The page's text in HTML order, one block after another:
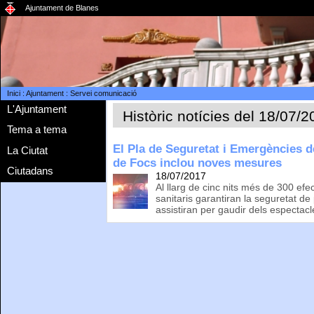
Ajuntament de Blanes
Inici: Ajuntament: Servei comunicació
L'Ajuntament
Tema a tema
La Ciutat
Ciutadans
Històric notícies del 18/07/
El Pla de Seguretat i Emergències
de Focs inclou noves mesures
18/07/2017
Al llarg de cinc nits més de 300
sanitaris garantiran la seguretat
assistiran per gaudir dels